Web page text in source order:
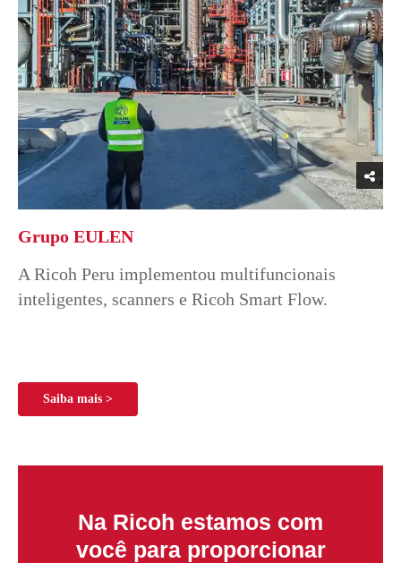
Grupo EULEN
A Ricoh Peru implementou multifuncionais
inteligentes, scanners e Ricoh Smart Flow.
Saiba mais >
Na Ricoh estamos com
você para proporcionar